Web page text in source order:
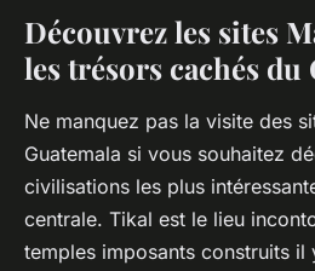
Découvrez les sites
les trésors cachés du
Ne manquez pas la visite des
Guatemala si vous souhaitez
civilisations les plus
centrale. Tikal est le lieu
temples imposants construits il